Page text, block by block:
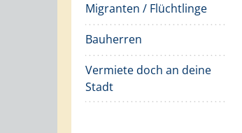
Migranten / Flüchtlinge
Bauherren
Vermiete doch an deine
Stadt